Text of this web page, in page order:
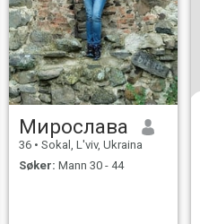
Мирослава
36 • Sokal, L'viv, Ukraina
Søker: Mann 30 - 44